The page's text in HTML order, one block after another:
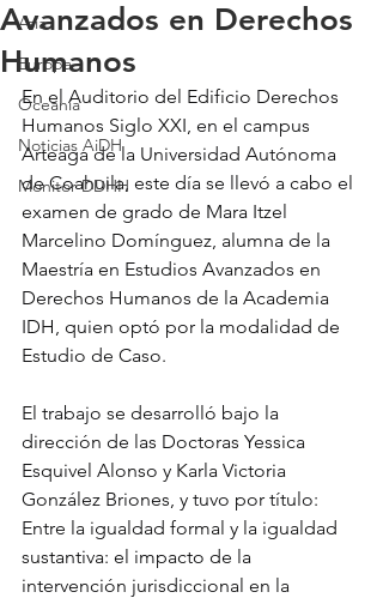
Asia
Europa
Oceanía
Noticias AiDH
Monitor DDHH
Avanzados en Derechos
Humanos
En el Auditorio del Edificio Derechos
Humanos Siglo XXI, en el campus
Arteaga de la Universidad Autónoma
de Coahuila, este día se llevó a cabo el
examen de grado de Mara Itzel
Marcelino Domínguez, alumna de la
Maestría en Estudios Avanzados en
Derechos Humanos de la Academia
IDH, quien optó por la modalidad de
Estudio de Caso.
El trabajo se desarrolló bajo la
dirección de las Doctoras Yessica
Esquivel Alonso y Karla Victoria
González Briones, y tuvo por título:
Entre la igualdad formal y la igualdad
sustantiva: el impacto de la
intervención jurisdiccional en la